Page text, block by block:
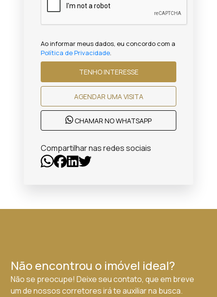
Ao informar meus dados, eu concordo com a
Política de Privacidade.
TENHO INTERESSE
AGENDAR UMA VISITA
CHAMAR NO WHATSAPP
Compartilhar nas redes sociais
Não encontrou o imóvel ideal?
Não se preocupe! Deixe seu contato, que em breve
um de nossos corretores irá te auxiliar na busca.